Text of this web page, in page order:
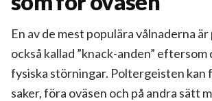
En av de mest populära vålnaderna
också kallad ”knack-anden” eftersom
fysiska störningar. Poltergeisten kan
saker, föra oväsen och på andra sätt